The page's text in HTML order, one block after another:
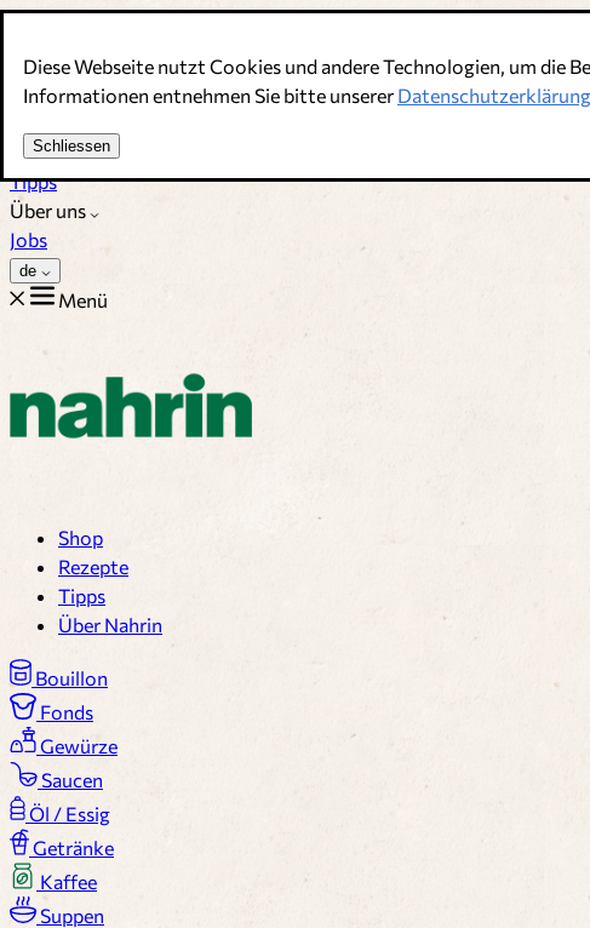
Diese Webseite nutzt Cookies und andere Technologien, um die
Informationen entnehmen Sie bitte unserer
Schliessen
Bouillons, Gewürze & Nahrungsergänzung. Schweizer Qualität
Rezepte
Tipps
Über uns
Jobs
de
Menü
Shop
Rezepte
Tipps
Über Nahrin
Bouillon
Fonds
Gewürze
Saucen
Öl / Essig
Getränke
Kaffee
Suppen